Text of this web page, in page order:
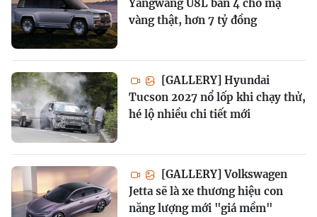
Yangwang U8L bản 4 chỗ mạ
vàng thật, hơn 7 tỷ đồng
[GALLERY] Hyundai
Tucson 2027 nổ lốp khi chạy thử,
hé lộ nhiều chi tiết mới
[GALLERY] Volkswagen
Jetta sẽ là xe thương hiệu con
năng lượng mới "giá mềm"